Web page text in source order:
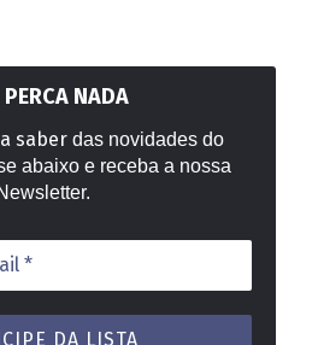
NADA
saber das novidades do
abaixo e receba a nossa